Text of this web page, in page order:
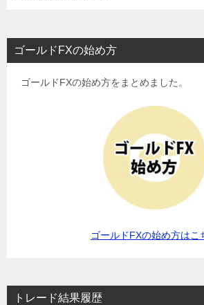
ゴールドFXの始め方
ゴールドFXの始め方をまとめました。
ゴールドFXの始め方はこ
トレード結果履歴